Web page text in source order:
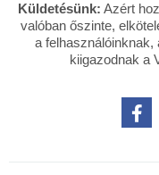
Küldetésünk: Azért
valóban őszinte,
a felhasználóinknak,
kiigazodnak a